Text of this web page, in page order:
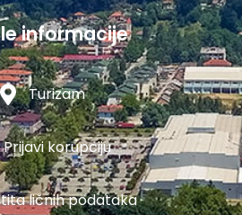
informacije
Turizam
Prijavi korupciju
ličnih podataka